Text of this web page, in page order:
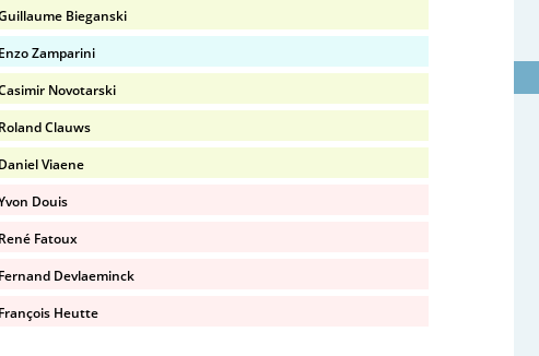
Bieganski
Enzo Zamparini
Novotarski
Roland Clauws
Daniel Viaene
Douis
René Fatoux
Fernand Devlaeminck
François Heutte